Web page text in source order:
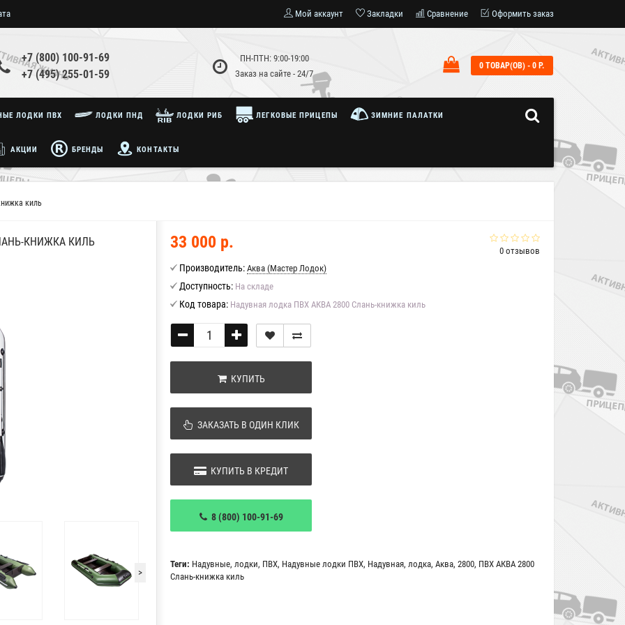
Мой аккаунт Закладки Сравнение Оформить заказ
+7 (800) 100-91-69
+7 (495) 255-01-59
ПН-ПТН: 9:00-19:00
Заказ на сайте - 24/7
0 ТОВАР(ОВ) - 0 Р.
ЛОДКИ ПВХ ЛОДКИ ПНД ЛОДКИ РИБ ЛЕГКОВЫЕ ПРИЦЕПЫ ЗИМНИЕ ПАЛАТКИ
АКЦИИ БРЕНДЫ КОНТАКТЫ
киль
КНИЖКА КИЛЬ
>
0 отзывов
33 000 р.
Производитель: Аква (Мастер Лодок)
Доступность: На складе
Код товара: Надувная лодка ПВХ АКВА 2800 Слань-книжка киль
КУПИТЬ
ЗАКАЗАТЬ В ОДИН КЛИК
КУПИТЬ В КРЕДИТ
8 (800) 100-91-69
Теги: Надувные, лодки, ПВХ, Надувные лодки ПВХ, Надувная, лодка, Аква, 2800, ПВХ АКВА 2800
Слань-книжка киль